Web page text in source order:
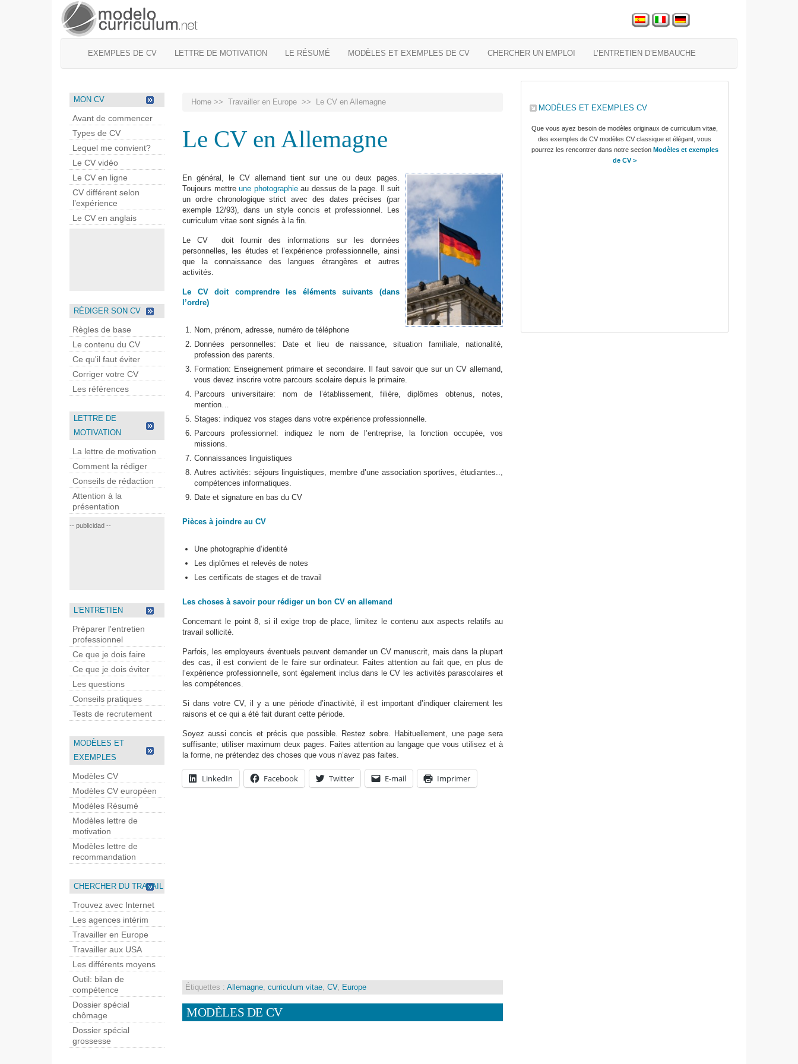
EXEMPLES DE CV LETTRE DE MOTIVATION LE RÉSUMÉ MODÈLES ET EXEMPLES DE CV CHERCHER UN EMPLOI L’ENTRETIEN D’EMBAUCHE
MON CV
Avant de commencer
Types de CV
Lequel me convient?
Le CV vidéo
Le CV en ligne
CV différent selon
l’expérience
Le CV en anglais
RÉDIGER SON CV
Règles de base
Le contenu du CV
Ce qu'il faut éviter
Corriger votre CV
Les références
LETTRE DE
MOTIVATION
La lettre de motivation
Comment la rédiger
Conseils de rédaction
Attention à la
présentation
-- publicidad --
L’ENTRETIEN
Préparer l'entretien
professionnel
Ce que je dois faire
Ce que je dois éviter
Les questions
Conseils pratiques
Tests de recrutement
MODÈLES ET
EXEMPLES
Modèles CV
Modèles CV européen
Modèles Résumé
Modèles lettre de
motivation
Modèles lettre de
recommandation
CHERCHER DU TRAVAIL
Trouvez avec Internet
Les agences intérim
Travailler en Europe
Travailler aux USA
Les différents moyens
Outil: bilan de
compétence
Dossier spécial
chômage
Dossier spécial
grossesse
Home >> Travailler en Europe >> Le CV en Allemagne
Le CV en Allemagne
En général, le CV allemand tient sur une ou deux pages.
Toujours mettre une photographieau dessus de la page. Il suit
un ordre chronologique strict avec des dates précises (par
exemple 12/93), dans un style concis et professionnel. Les
curriculum vitae sont signés à la fin.
Le CV doit fournir des informations sur les données
personnelles, les études et l’expérience professionnelle, ainsi
que la connaissance des langues étrangères et autres
activités.
Le CV doit comprendre les éléments suivants (dans
l’ordre)
Nom, prénom, adresse, numéro de téléphone
Données personnelles: Date et lieu de naissance, situation familiale, nationalité,
profession des parents.
Formation: Enseignement primaire et secondaire. Il faut savoir que sur un CV allemand,
vous devez inscrire votre parcours scolaire depuis le primaire.
Parcours universitaire: nom de l’établissement, filière, diplômes obtenus, notes,
mention…
Stages: indiquez vos stages dans votre expérience professionnelle.
Parcours professionnel: indiquez le nom de l’entreprise, la fonction occupée, vos
missions.
Connaissances linguistiques
Autres activités: séjours linguistiques, membre d’une association sportives, étudiantes..,
compétences informatiques.
Date et signature en bas du CV
Pièces à joindre au CV
Une photographie d’identité
Les diplômes et relevés de notes
Les certificats de stages et de travail
Les choses à savoir pour rédiger un bon CV en allemand
Concernant le point 8, si il exige trop de place, limitez le contenu aux aspects relatifs au
travail sollicité.
Parfois, les employeurs éventuels peuvent demander un CV manuscrit, mais dans la plupart
des cas, il est convient de le faire sur ordinateur. Faites attention au fait que, en plus de
l’expérience professionnelle, sont également inclus dans le CV les activités parascolaires et
les compétences.
Si dans votre CV, il y a une période d’inactivité, il est important d’indiquer clairement les
raisons et ce qui a été fait durant cette période.
Soyez aussi concis et précis que possible. Restez sobre. Habituellement, une page sera
suffisante; utiliser maximum deux pages. Faites attention au langage que vous utilisez et à
la forme, ne prétendez des choses que vous n’avez pas faites.
LinkedIn Facebook Twitter E-mail Imprimer
Étiquettes : Allemagne, curriculum vitae, CV, Europe
MODÈLES DE CV
MODÈLES ET EXEMPLES CV
Que vous ayez besoin de modèles originaux de curriculum vitae,
des exemples de CV modèles CV classique et élégant, vous
pourrez les rencontrer dans notre section Modèles et exemples
de CV >